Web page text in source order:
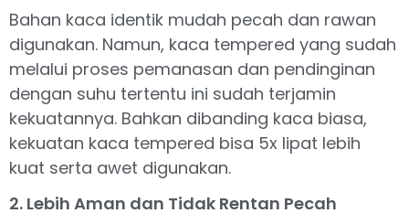
Bahan kaca identik mudah pecah dan rawan
digunakan. Namun, kaca tempered yang sudah
melalui proses pemanasan dan pendinginan
dengan suhu tertentu ini sudah terjamin
kekuatannya. Bahkan dibanding kaca biasa,
kekuatan kaca tempered bisa 5x lipat lebih
kuat serta awet digunakan.
2. Lebih Aman dan Tidak Rentan Pecah